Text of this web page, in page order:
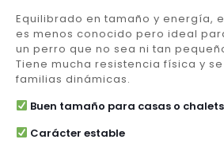
Equilibrado en tamaño y energía,
es menos conocido pero ideal
un perro que no sea ni tan
Tiene mucha resistencia física y
familias dinámicas.
Buen tamaño para casas o chalets
Carácter estable